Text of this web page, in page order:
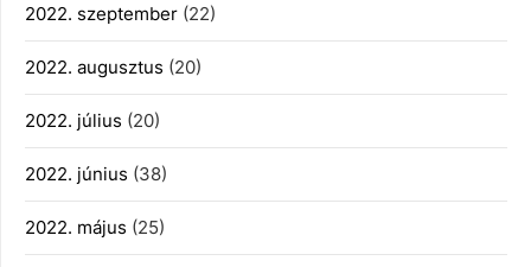
2022. szeptember (22)
2022. augusztus (20)
2022. július (20)
2022. június (38)
2022. május (25)